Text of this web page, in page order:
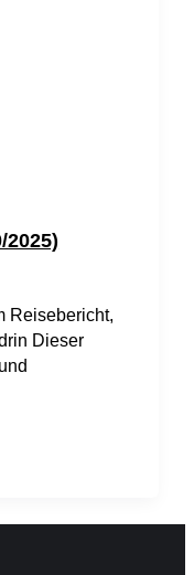
Reisebericht,
Dieser